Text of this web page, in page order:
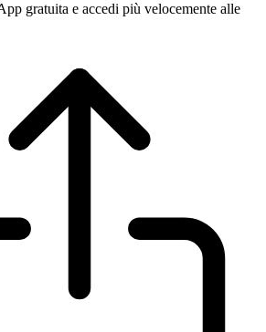
gratuita e accedi più velocemente alle